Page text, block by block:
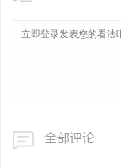
全部评论